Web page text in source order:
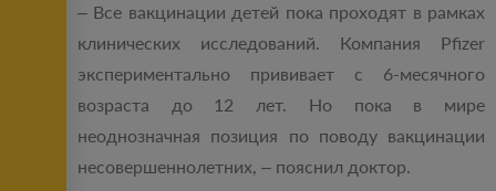
– Все вакцинации детей пока проходят в рамках
клинических исследований. Компания Pfizer
экспериментально прививает с 6-месячного
возраста до 12 лет. Но пока в мире
неоднозначная позиция по поводу вакцинации
несовершеннолетних, – пояснил доктор.